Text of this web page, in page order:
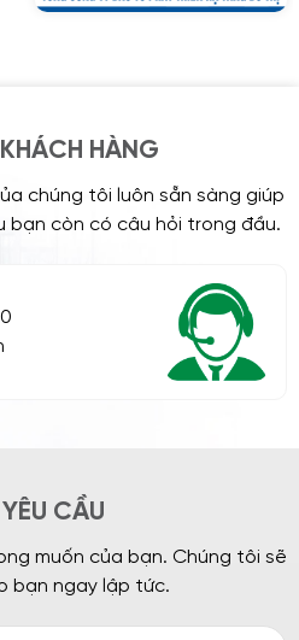
HÀNG
chúng tôi luôn sẵn sàng giúp
bạn còn có câu hỏi trong đầu.
CẦU
muốn của bạn. Chúng tôi sẽ
bạn ngay lập tức.